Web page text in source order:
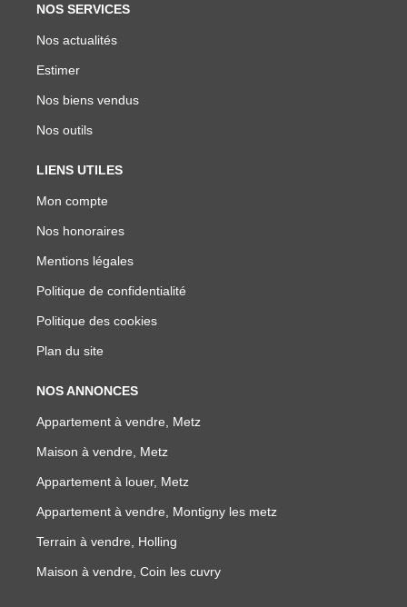
NOS SERVICES
Nos actualités
Estimer
Nos biens vendus
Nos outils
LIENS UTILES
Mon compte
Nos honoraires
Mentions légales
Politique de confidentialité
Politique des cookies
Plan du site
NOS ANNONCES
Appartement à vendre, Metz
Maison à vendre, Metz
Appartement à louer, Metz
Appartement à vendre, Montigny les metz
Terrain à vendre, Holling
Maison à vendre, Coin les cuvry